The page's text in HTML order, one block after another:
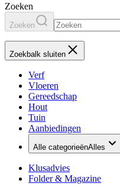
Zoeken
Zoeken
Zoekbalk sluiten
Verf
Vloeren
Gereedschap
Hout
Tuin
Aanbiedingen
Alle categorieënAlles
Klusadvies
Folder & Magazine